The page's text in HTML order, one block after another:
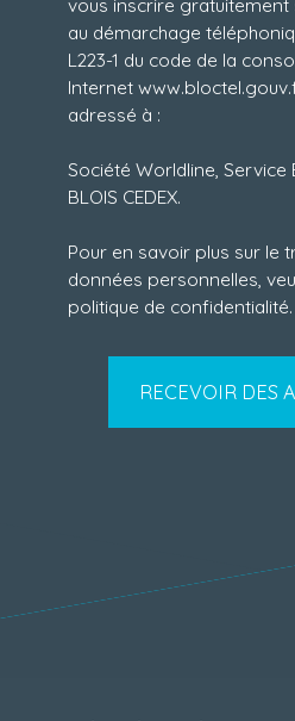
vous inscrire
au démarchage
L223-1 du code de la
Internet
adressé à :
Société Worldline, Service
BLOIS CEDEX.
Pour en savoir plus sur le
données personnelles,
politique de confidentialité.
RECEVOIR DES